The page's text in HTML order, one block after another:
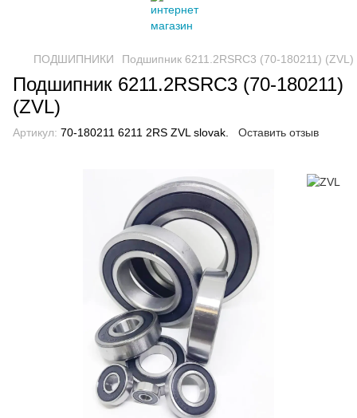
ПОДШИПНИКИ Подшипник 6211.2RSRC3 (70-180211) (ZVL)
Подшипник 6211.2RSRC3 (70-180211)
(ZVL)
Артикул: 70-180211 6211 2RS ZVL slovak. Оставить отзыв